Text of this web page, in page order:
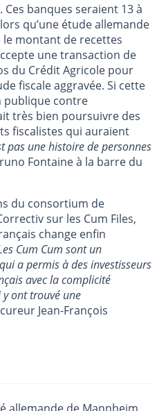
banques seraient 13 à
qu’une étude allemande
le montant de recettes
une transaction de
du Crédit Agricole pour
fiscale aggravée. Si cette
publique contre
très bien poursuivre des
fiscalistes qui auraient
pas une histoire de personnes
Fontaine à la barre du
du consortium de
sur les Cum Files,
change enfin
Cum Cum sont un
a permis à des investisseurs
avec la complicité
y ont trouvé une
Jean-François